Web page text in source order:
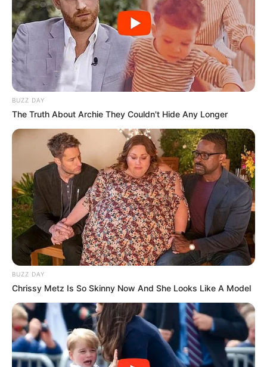
BUZZ DAY
The Truth About Archie They Couldn't Hide Any Longer
BUZZ DAY
Chrissy Metz Is So Skinny Now And She Looks Like A Model